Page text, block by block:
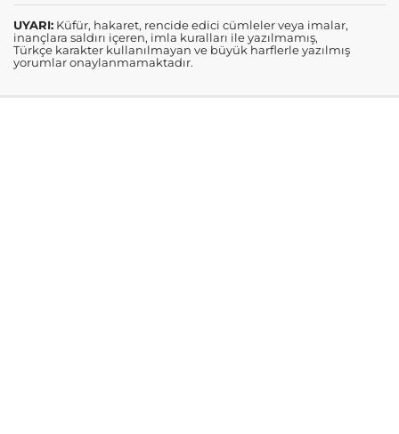
UYARI: Küfür, hakaret, rencide edici cümleler veya imalar,
inançlara saldırı içeren, imla kuralları ile yazılmamış,
Türkçe karakter kullanılmayan ve büyük harflerle yazılmış
yorumlar onaylanmamaktadır.